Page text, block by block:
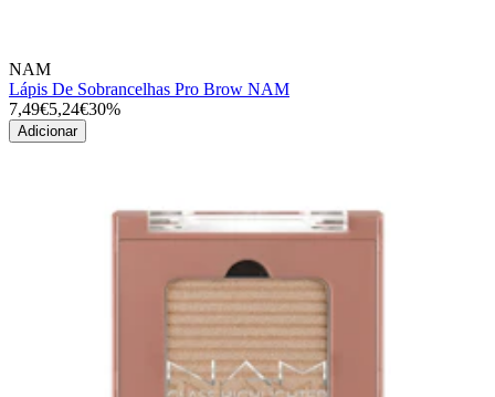
NAM
Lápis De Sobrancelhas Pro Brow NAM
7,49€5,24€30%
Adicionar